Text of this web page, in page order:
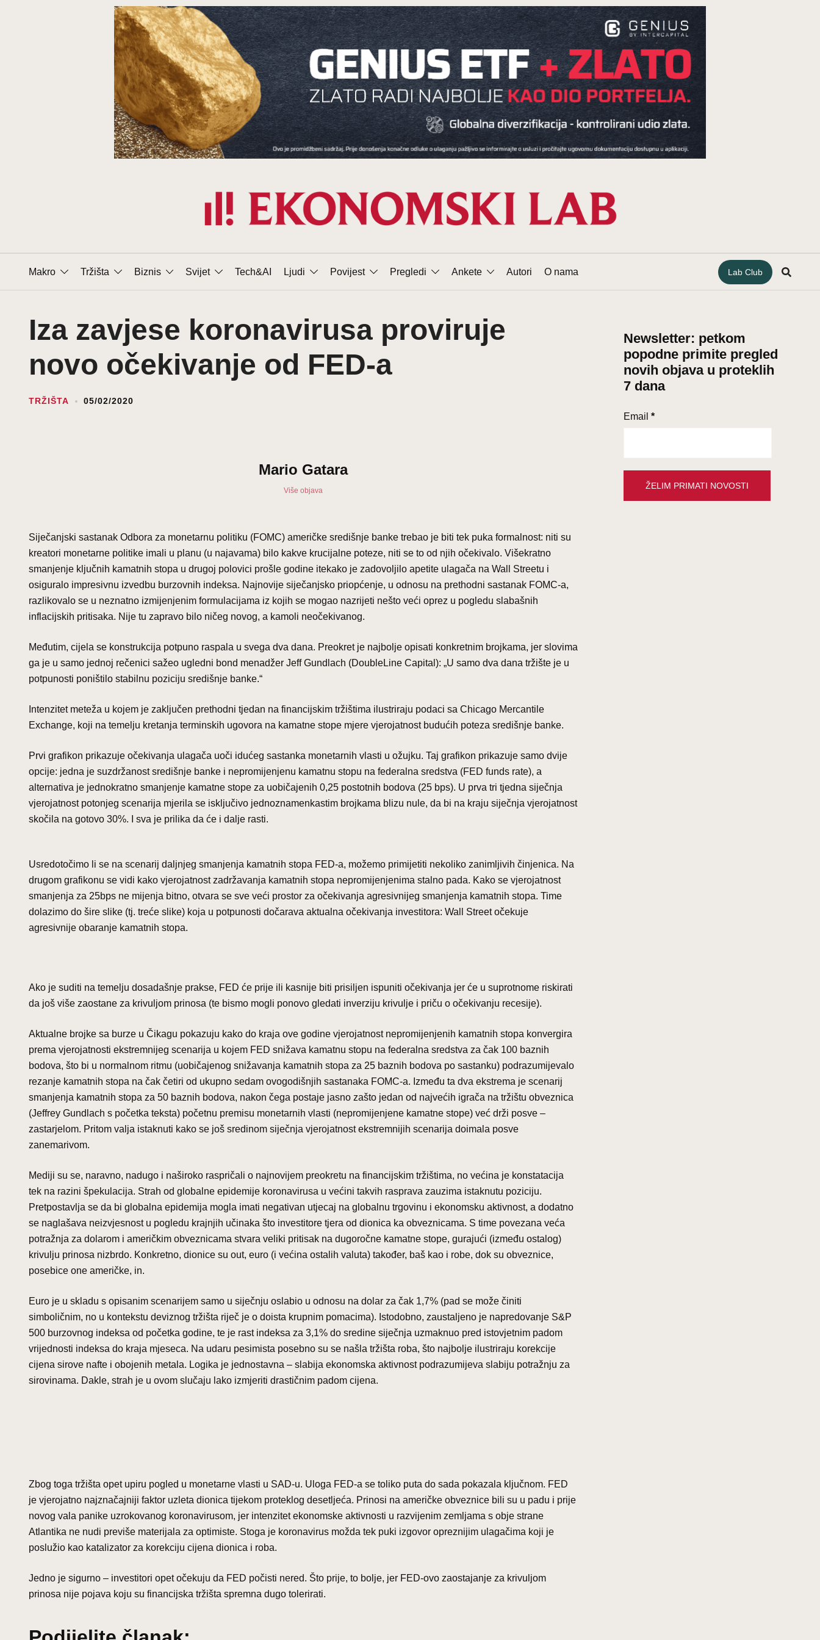
Makro Tržišta Biznis Svijet Tech&AI Ljudi Povijest Pregledi Ankete Autori O nama Lab Club
Iza zavjese koronavirusa proviruje
novo očekivanje od FED-a
TRŽIŠTA 05/02/2020
Mario Gatara
Više objava
Siječanjski sastanak Odbora za monetarnu politiku (FOMC) američke središnje banke trebao je biti tek puka formalnost: niti su
kreatori monetarne politike imali u planu (u najavama) bilo kakve krucijalne poteze, niti se to od njih očekivalo. Višekratno
smanjenje ključnih kamatnih stopa u drugoj polovici prošle godine itekako je zadovoljilo apetite ulagača na Wall Streetu i
osiguralo impresivnu izvedbu burzovnih indeksa. Najnovije siječanjsko priopćenje, u odnosu na prethodni sastanak FOMC-a,
razlikovalo se u neznatno izmijenjenim formulacijama iz kojih se mogao nazrijeti nešto veći oprez u pogledu slabašnih
inflacijskih pritisaka. Nije tu zapravo bilo ničeg novog, a kamoli neočekivanog.
Međutim, cijela se konstrukcija potpuno raspala u svega dva dana. Preokret je najbolje opisati konkretnim brojkama, jer slovima
ga je u samo jednoj rečenici sažeo ugledni bond menadžer Jeff Gundlach (DoubleLine Capital): „U samo dva dana tržište je u
potpunosti poništilo stabilnu poziciju središnje banke.“
Intenzitet meteža u kojem je zaključen prethodni tjedan na financijskim tržištima ilustriraju podaci sa Chicago Mercantile
Exchange, koji na temelju kretanja terminskih ugovora na kamatne stope mjere vjerojatnost budućih poteza središnje banke.
Prvi grafikon prikazuje očekivanja ulagača uoči idućeg sastanka monetarnih vlasti u ožujku. Taj grafikon prikazuje samo dvije
opcije: jedna je suzdržanost središnje banke i nepromijenjenu kamatnu stopu na federalna sredstva (FED funds rate), a
alternativa je jednokratno smanjenje kamatne stope za uobičajenih 0,25 postotnih bodova (25 bps). U prva tri tjedna siječnja
vjerojatnost potonjeg scenarija mjerila se isključivo jednoznamenkastim brojkama blizu nule, da bi na kraju siječnja vjerojatnost
skočila na gotovo 30%. I sva je prilika da će i dalje rasti.
Usredotočimo li se na scenarij daljnjeg smanjenja kamatnih stopa FED-a, možemo primijetiti nekoliko zanimljivih činjenica. Na
drugom grafikonu se vidi kako vjerojatnost zadržavanja kamatnih stopa nepromijenjenima stalno pada. Kako se vjerojatnost
smanjenja za 25bps ne mijenja bitno, otvara se sve veći prostor za očekivanja agresivnijeg smanjenja kamatnih stopa. Time
dolazimo do šire slike (tj. treće slike) koja u potpunosti dočarava aktualna očekivanja investitora: Wall Street očekuje
agresivnije obaranje kamatnih stopa.
Ako je suditi na temelju dosadašnje prakse, FED će prije ili kasnije biti prisiljen ispuniti očekivanja jer će u suprotnome riskirati
da još više zaostane za krivuljom prinosa (te bismo mogli ponovo gledati inverziju krivulje i priču o očekivanju recesije).
Aktualne brojke sa burze u Čikagu pokazuju kako do kraja ove godine vjerojatnost nepromijenjenih kamatnih stopa konvergira
prema vjerojatnosti ekstremnijeg scenarija u kojem FED snižava kamatnu stopu na federalna sredstva za čak 100 baznih
bodova, što bi u normalnom ritmu (uobičajenog snižavanja kamatnih stopa za 25 baznih bodova po sastanku) podrazumijevalo
rezanje kamatnih stopa na čak četiri od ukupno sedam ovogodišnjih sastanaka FOMC-a. Između ta dva ekstrema je scenarij
smanjenja kamatnih stopa za 50 baznih bodova, nakon čega postaje jasno zašto jedan od najvećih igrača na tržištu obveznica
(Jeffrey Gundlach s početka teksta) početnu premisu monetarnih vlasti (nepromijenjene kamatne stope) već drži posve –
zastarjelom. Pritom valja istaknuti kako se još sredinom siječnja vjerojatnost ekstremnijih scenarija doimala posve
zanemarivom.
Mediji su se, naravno, nadugo i naširoko raspričali o najnovijem preokretu na financijskim tržištima, no većina je konstatacija
tek na razini špekulacija. Strah od globalne epidemije koronavirusa u većini takvih rasprava zauzima istaknutu poziciju.
Pretpostavlja se da bi globalna epidemija mogla imati negativan utjecaj na globalnu trgovinu i ekonomsku aktivnost, a dodatno
se naglašava neizvjesnost u pogledu krajnjih učinaka što investitore tjera od dionica ka obveznicama. S time povezana veća
potražnja za dolarom i američkim obveznicama stvara veliki pritisak na dugoročne kamatne stope, gurajući (između ostalog)
krivulju prinosa nizbrdo. Konkretno, dionice su out, euro (i većina ostalih valuta) također, baš kao i robe, dok su obveznice,
posebice one američke, in.
Euro je u skladu s opisanim scenarijem samo u siječnju oslabio u odnosu na dolar za čak 1,7% (pad se može činiti
simboličnim, no u kontekstu deviznog tržišta riječ je o doista krupnim pomacima). Istodobno, zaustaljeno je napredovanje S&P
500 burzovnog indeksa od početka godine, te je rast indeksa za 3,1% do sredine siječnja uzmaknuo pred istovjetnim padom
vrijednosti indeksa do kraja mjeseca. Na udaru pesimista posebno su se našla tržišta roba, što najbolje ilustriraju korekcije
cijena sirove nafte i obojenih metala. Logika je jednostavna – slabija ekonomska aktivnost podrazumijeva slabiju potražnju za
sirovinama. Dakle, strah je u ovom slučaju lako izmjeriti drastičnim padom cijena.
Zbog toga tržišta opet upiru pogled u monetarne vlasti u SAD-u. Uloga FED-a se toliko puta do sada pokazala ključnom. FED
je vjerojatno najznačajniji faktor uzleta dionica tijekom proteklog desetljeća. Prinosi na američke obveznice bili su u padu i prije
novog vala panike uzrokovanog koronavirusom, jer intenzitet ekonomske aktivnosti u razvijenim zemljama s obje strane
Atlantika ne nudi previše materijala za optimiste. Stoga je koronavirus možda tek puki izgovor opreznijim ulagačima koji je
poslužio kao katalizator za korekciju cijena dionica i roba.
Jedno je sigurno – investitori opet očekuju da FED počisti nered. Što prije, to bolje, jer FED-ovo zaostajanje za krivuljom
prinosa nije pojava koju su financijska tržišta spremna dugo tolerirati.
Newsletter: petkom
popodne primite pregled
novih objava u proteklih
7 dana
Email *